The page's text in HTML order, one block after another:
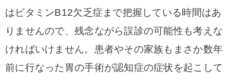
はビタミンB12欠乏症まで把握している時間はあ
りませんので、残念ながら誤診の可能性も考えな
ければいけません。 患者やその家族もまさか数年
前に行なった胃の手術が認知症の症状を起こして